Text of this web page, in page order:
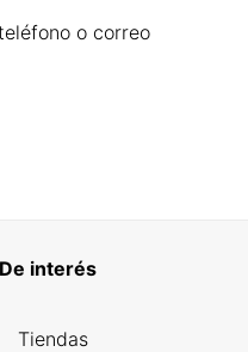
o correo
De interés
Tiendas